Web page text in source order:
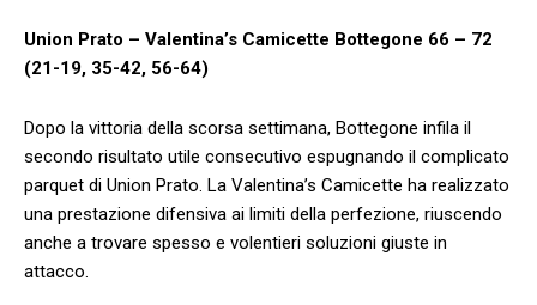
Union Prato – Valentina’s Camicette Bottegone 66 – 72
(21-19, 35-42, 56-64)
Dopo la vittoria della scorsa settimana, Bottegone infila il
secondo risultato utile consecutivo espugnando il complicato
parquet di Union Prato. La Valentina’s Camicette ha realizzato
una prestazione difensiva ai limiti della perfezione, riuscendo
anche a trovare spesso e volentieri soluzioni giuste in
attacco.